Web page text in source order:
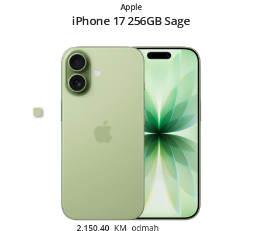
Apple
iPhone 17 256GB Sage
2.150,40 KM odmah